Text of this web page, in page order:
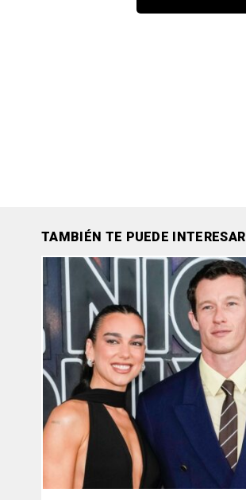
TAMBIÉN TE PUEDE INTERESAR